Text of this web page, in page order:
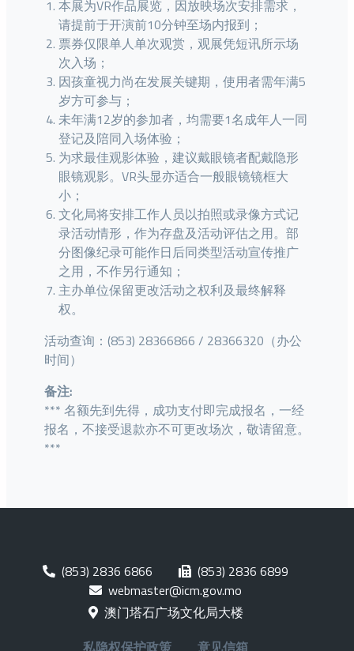
本展为VR作品展览，因放映场次安排需求，
请提前于开演前10分钟至场内报到；
票券仅限单人单次观赏，观展凭短讯所示场
次入场；
因孩童视力尚在发展关键期，使用者需年满5
岁方可参与；
未年满12岁的参加者，均需要1名成年人一同
登记及陪同入场体验；
为求最佳观影体验，建议戴眼镜者配戴隐形
眼镜观影。VR头显亦适合一般眼镜镜框大
小；
文化局将安排工作人员以拍照或录像方式记
录活动情形，作为存盘及活动评估之用。部
分图像纪录可能作日后同类型活动宣传推广
之用，不作另行通知；
主办单位保留更改活动之权利及最终解释
权。
活动查询：(853) 28366866 / 28366320（办公
时间）
备注:
*** 名额先到先得，成功支付即完成报名，一经
报名，不接受退款亦不可更改场次，敬请留意。
***
(853) 2836 6866
(853) 2836 6899
webmaster@icm.gov.mo
澳门塔石广场文化局大楼